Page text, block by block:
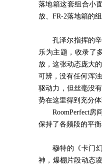
落地箱这套组合小
放、 FR-2落地箱的
孔泽尔指挥的
乐为主题，收录了
放，这张动态庞大
可辨，没有任何浑
驱动力，但丝毫没
势在这里得到充分
RoomPerfect
保持了各频段的平衡
穆特的《卡门
神，爆棚片段动态